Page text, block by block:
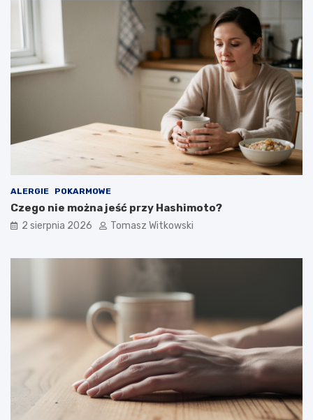
ALERGIE POKARMOWE
Czego nie można jeść przy Hashimoto?
2 sierpnia 2026 Tomasz Witkowski